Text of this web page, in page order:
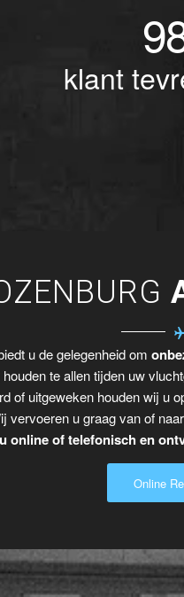
klant
u de gelegenheid om
te allen tijden uw
of uitgeweken houden wij u
vervoeren u graag van of
online of telefonisch en
Online